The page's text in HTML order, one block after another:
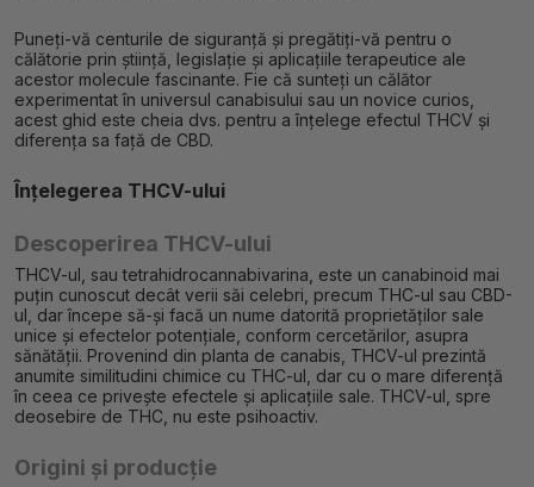
Puneți-vă centurile de siguranță și pregătiți-vă pentru o
călătorie prin știință, legislație și aplicațiile terapeutice ale
acestor molecule fascinante. Fie că sunteți un călător
experimentat în universul canabisului sau un novice curios,
acest ghid este cheia dvs. pentru a înțelege efectul THCV și
diferența sa față de CBD.
Înțelegerea THCV-ului
Descoperirea THCV-ului
THCV-ul, sau tetrahidrocannabivarina, este un canabinoid mai
puțin cunoscut decât verii săi celebri, precum THC-ul sau CBD-
ul, dar începe să-și facă un nume datorită proprietăților sale
unice și efectelor potențiale, conform cercetărilor, asupra
sănătății. Provenind din planta de canabis, THCV-ul prezintă
anumite similitudini chimice cu THC-ul, dar cu o mare diferență
în ceea ce privește efectele și aplicațiile sale. THCV-ul, spre
deosebire de THC, nu este psihoactiv.
Origini și producție